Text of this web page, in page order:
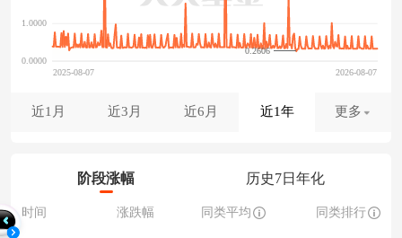
0.2606
近1月 近3月 近6月 近1年 更多
阶段涨幅 历史7日年化
时间 涨跌幅 同类平均 同类排行